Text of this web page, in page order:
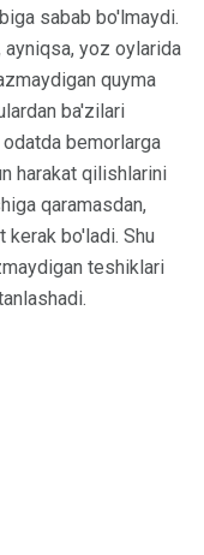
sabab bo'lmaydi.
ayniqsa, yoz oylarida
quyma
ba'zilari
bemorlarga
harakat qilishlarini
qaramasdan,
kerak bo'ladi. Shu
teshiklari